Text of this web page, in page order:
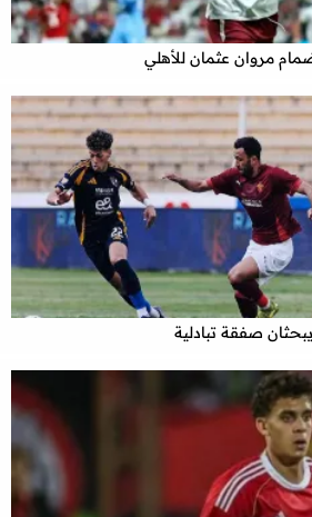
مروان عثمان للأهلي
يبحثان صفقة تبادلية